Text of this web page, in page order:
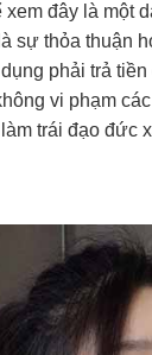
xem đây là một
sự thỏa thuận
phải trả
vi phạm
trái đạo đức